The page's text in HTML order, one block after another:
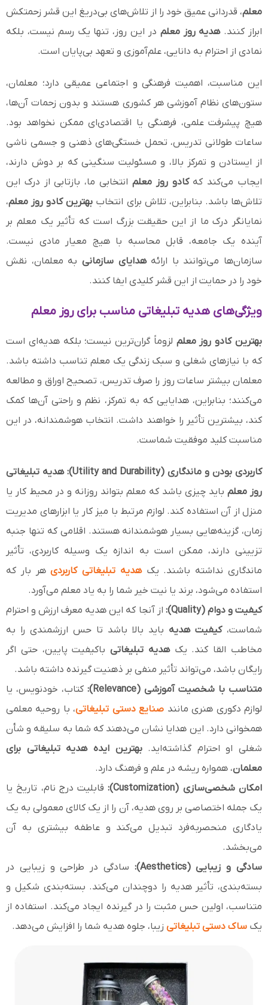
معلم، قدردانی عمیق خود را از تلاش‌های بی‌دریغ این قشر زحمتکش
ابراز کنند.هدیه روز معلم در این روز، تنها یک رسم نیست، بلکه
نمادی از احترام به دانایی، علم‌آموزی و تعهد بی‌پایان است.
این مناسبت، اهمیت فرهنگی و اجتماعی عمیقی دارد؛ معلمان،
ستون‌های نظام آموزشی هر کشوری هستند و بدون زحمات آن‌ها،
هیچ پیشرفت علمی، فرهنگی یا اقتصادی‌ای ممکن نخواهد بود.
ساعات طولانی تدریس، تحمل خستگی‌های ذهنی و جسمی ناشی
از ایستادن و تمرکز بالا، و مسئولیت سنگینی که بر دوش دارند،
ایجاب می‌کند کهکادو روز معلم انتخابی ما، بازتابی از درک این
تلاش‌ها باشد. بنابراین، تلاش برای انتخاب بهترین کادو روز معلم،
نمایانگر درک ما از این حقیقت بزرگ است که تأثیر یک معلم بر
آینده یک جامعه، قابل محاسبه با هیچ معیار مادی نیست.
سازمان‌ها می‌توانند با ارائههدایای سازمانی به معلمان، نقش
خود را در حمایت از این قشر کلیدی ایفا کنند.
ویژگی‌های هدیه تبلیغاتی مناسب برای روز معلم
بهترین کادو روز معلم لزوماً گران‌ترین نیست؛ بلکه هدیه‌ای است
که با نیازهای شغلی و سبک زندگی یک معلم تناسب داشته باشد.
معلمان بیشتر ساعات روز را صرف تدریس، تصحیح اوراق و مطالعه
می‌کنند؛ بنابراین، هدایایی که به تمرکز، نظم و راحتی آن‌ها کمک
کند، بیشترین تأثیر را خواهند داشت. انتخاب هوشمندانه، در این
مناسبت کلید موفقیت شماست.
کاربردی بودن و ماندگاری (Utility and Durability):
هدیه تبلیغاتی
روز معلم باید چیزی باشد که معلم بتواند روزانه و در محیط کار یا
منزل از آن استفاده کند. لوازم مرتبط با میز کار یا ابزارهای مدیریت
زمان، گزینه‌هایی بسیار هوشمندانه هستند. اقلامی که تنها جنبه
تزیینی دارند، ممکن است به اندازه یک وسیله کاربردی، تأثیر
ماندگاری نداشته باشند. یکهدیه تبلیغاتی کاربردیهر بار که
استفاده می‌شود، برند یا نیت خیر شما را به یاد معلم می‌آورد.
کیفیت و دوام (Quality):
از آنجا که این هدیه معرف ارزش و احترام
شماست،کیفیت هدیه باید بالا باشد تا حس ارزشمندی را به
مخاطب القا کند. یکهدیه تبلیغاتیباکیفیت پایین، حتی اگر
رایگان باشد، می‌تواند تأثیر منفی بر ذهنیت گیرنده داشته باشد.
متناسب با شخصیت آموزشی (Relevance):
کتاب، خودنویس، یا
لوازم دکوری هنری مانند صنایع دستی تبلیغاتی، با روحیه معلمی
همخوانی دارد. این هدایا نشان می‌دهند که شما به سلیقه و شأن
شغلی او احترام گذاشته‌اید.بهترین ایده هدیه تبلیغاتی برای
معلمان، همواره ریشه در علم و فرهنگ دارد.
امکان شخصی‌سازی (Customization):
قابلیت درج نام، تاریخ یا
یک جمله اختصاصی بر روی هدیه، آن را از یک کالای معمولی به یک
یادگاری منحصربه‌فرد تبدیل می‌کند و عاطفه بیشتری به آن
می‌بخشد.
سادگی و زیبایی (Aesthetics):
سادگی در طراحی و زیبایی در
بسته‌بندی، تأثیر هدیه را دوچندان می‌کند. بسته‌بندی شکیل و
متناسب، اولین حس مثبت را در گیرنده ایجاد می‌کند. استفاده از
یک ساک دستی تبلیغاتی زیبا، جلوه هدیه شما را افزایش می‌دهد.